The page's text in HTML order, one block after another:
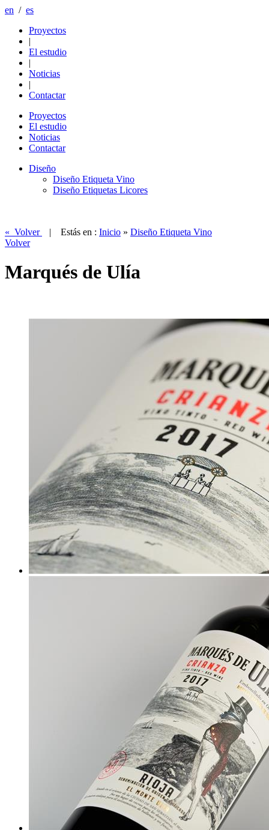
en / es
Proyectos
|
El estudio
|
Noticias
|
Contactar
Proyectos
El estudio
Noticias
Contactar
Diseño
Diseño Etiqueta Vino
Diseño Etiquetas Licores
« Volver | Estás en : Inicio » Diseño Etiqueta Vino
Volver
Marqués de Ulía